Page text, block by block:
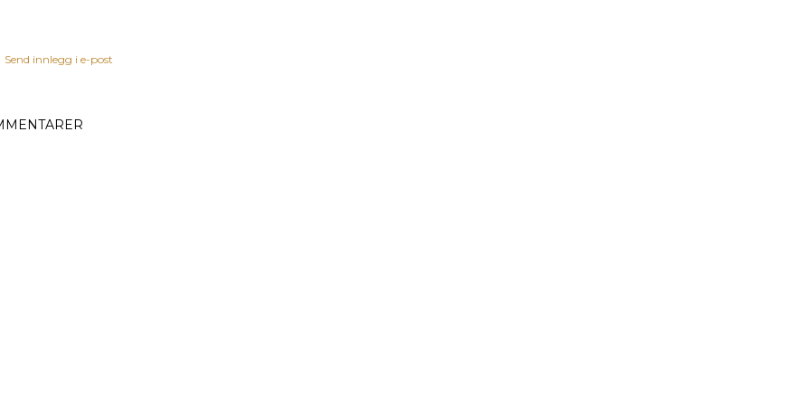
Send innlegg i e-post